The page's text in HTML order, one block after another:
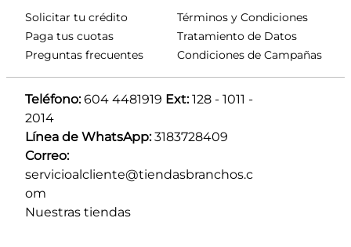
Solicitar tu crédito
Paga tus cuotas
Preguntas frecuentes
Términos y Condiciones
Tratamiento de Datos
Condiciones de Campañas
Teléfono: 604 4481919 Ext: 128 - 1011 -
2014
Línea de WhatsApp: 3183728409
Correo:
servicioalcliente@tiendasbranchos.c
om
Nuestras tiendas